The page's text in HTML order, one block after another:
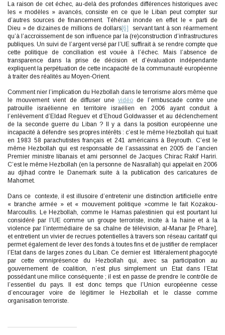
La raison de cet échec, au-delà des profondes différences historiques avec
les « modèles » avancés, consiste en ce que le Liban peut compter sur
d’autres sources de financement. Téhéran inonde en effet le « parti de
Dieu » de dizaines de millions de dollars[6]
servant tant à son réarmement
qu’à l’accroissement de son influence par la (re)construction d’infrastructures
publiques. Un suivi de l’argent versé par l’UE suffirait à se rendre compte que
cette politique de conciliation est vouée à l’échec. Mais l’absence de
transparence dans la prise de décision et d’évaluation indépendante
expliquent la perpétuation de cette incapacité de la communauté européenne
à traiter des réalités au Moyen-Orient.
Comment nier l’implication du Hezbollah dans le terrorisme alors même que
le mouvement vient de diffuser unevidéo de l’embuscade contre une
patrouille israélienne en territoire israélien en 2006 ayant conduit à
l’enlèvement d’Eldad Reguev et d’Ehoud Goldwasser et au déclenchement
de la seconde guerre du Liban ? Il y a dans la position européenne une
incapacité à défendre ses propres intérêts : c’est le même Hezbollah qui tuait
en 1983 58 parachutistes français et 241 américains à Beyrouth. C’est le
même Hezbollah qui est responsable de l’assassinat en 2005 de l’ancien
Premier ministre libanais et ami personnel de Jacques Chirac Rakif Hariri.
C’est le même Hezbollah (en la personne de Nasrallah) qui appelait en 2006
au djihad contre le Danemark suite à la publication des caricatures de
Mahomet.
Dans ce contexte, il est illusoire d’entretenir une distinction artificielle entre
« branche armée » et « mouvement politique »comme le fait Kozakou-
Marcoullis. Le Hezbollah, comme le Hamas palestinien qui est pourtant lui
considéré par l’UE comme un groupe terroriste, incite à la haine et à la
violence par l’intermédiaire de sa chaîne de télévision, al-Manar [le Phare],
et entretient un vivier de recrues potentielles à travers son réseau caritatif qui
permet également de lever des fonds à toutes fins et de justifier de remplacer
l’Etat dans de larges zones du Liban. Ce dernier est littéralement phagocyté
par cette omniprésence du Hezbollah qui, avec sa participation au
gouvernement de coalition, n’est plus simplement un Etat dans l’Etat
possédant une milice conséquente ; il est en passe de prendre le contrôle de
l’essentiel du pays. Il est donc temps que l’Union européenne cesse
d’encourager voire de légitimer le Hezbollah et le classe comme
organisation terroriste.